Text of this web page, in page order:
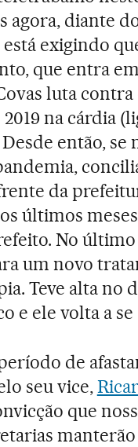
agora, diante
exigindo
que entra
luta
na cárdia
então,
da
últimos
No último
um novo
Teve alta no
e ele volta a se
de
seu vice,
que